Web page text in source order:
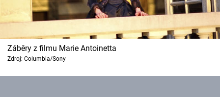
Záběry z filmu Marie Antoinetta
Zdroj: Columbia/Sony